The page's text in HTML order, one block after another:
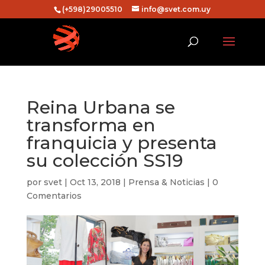
(+598)29005510 info@svet.com.uy
Reina Urbana se
transforma en
franquicia y presenta
su colección SS19
por svet| Oct 13, 2018 | Prensa & Noticias | 0
Comentarios